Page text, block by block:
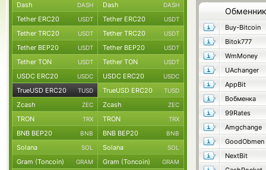
Обменник
Buy-Bitcoin
Bitok777
WmMoney
UAchanger
AppBit
Вобменка
99Rates
Amgchange
GoodObmen
NextBit
Dash DASH Dash DASH
Tether ERC20 USDT Tether ERC20 USDT
Tether TRC20 USDT Tether TRC20 USDT
Tether BEP20 USDT Tether BEP20 USDT
Tether TON USDT Tether TON USDT
USDC ERC20 USDC USDC ERC20 USDC
TrueUSD ERC20 TUSD TrueUSD ERC20 TUSD
Zcash ZEC Zcash ZEC
TRON TRX TRON TRX
BNB BEP20 BNB BNB BEP20 BNB
Solana SOL Solana SOL
Gram (Toncoin) GRAM Gram (Toncoin) GRAM